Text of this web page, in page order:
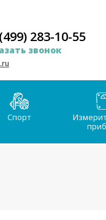
283-10-55
звонок
Спорт